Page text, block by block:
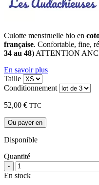
Culotte menstruelle bio en
française. Confortable, fine,
34 au 48) ATTENTION
En savoir plus
Taille
Conditionnement
52,00 € TTC
Ou payer en
Disponible
Quantité
-
En stock